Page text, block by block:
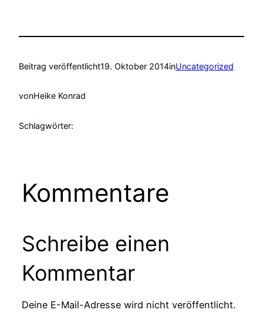
Beitrag veröffentlicht19. Oktober 2014inUncategorized
vonHeike Konrad
Schlagwörter:
Kommentare
Schreibe einen
Kommentar
Deine E-Mail-Adresse wird nicht veröffentlicht.